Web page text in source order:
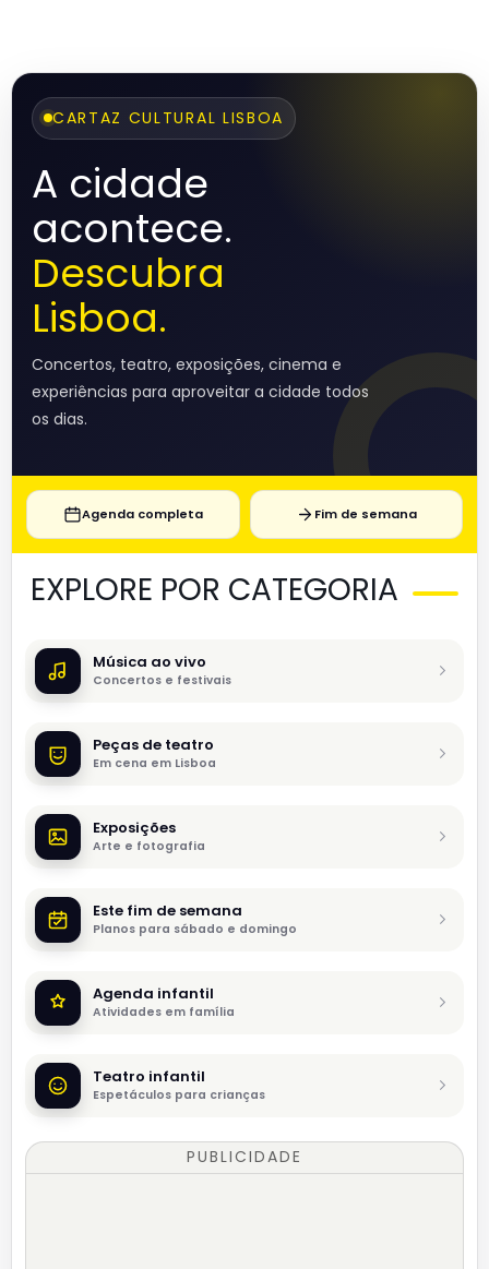
CARTAZ CULTURAL LISBOA
A cidade
acontece.
Descubra
Lisboa.
Concertos, teatro, exposições, cinema e
experiências para aproveitar a cidade todos
os dias.
Agenda completa Fim de semana
EXPLORE POR CATEGORIA
Música ao vivo
Concertos e festivais
Peças de teatro
Em cena em Lisboa
Exposições
Arte e fotografia
Este fim de semana
Planos para sábado e domingo
Agenda infantil
Atividades em família
Teatro infantil
Espetáculos para crianças
PUBLICIDADE